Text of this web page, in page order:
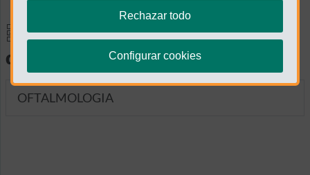
Especialidades y pruebas
diagnósticas
OFTALMOLOGIA
cookies en cualquier momento en la sección
Rechazar todo
Configurar cookies